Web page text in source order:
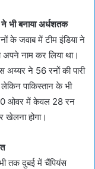
भी बनाया अर्धशतक
के जवाब में टीम इंडिया ने
नाम कर लिया था।
ने 56 रनों की पारी
पाकिस्तान के भी
10 ओवर में केवल 28 रन
होगा।
तक दुबई में चैंपियंस